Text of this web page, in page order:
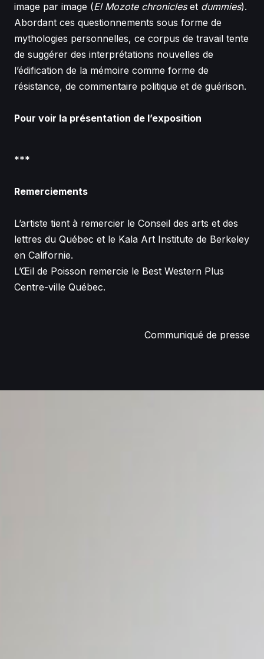
image par image (El Mozote chronicleset dummies).
Abordant ces questionnements sous forme de
mythologies personnelles, ce corpus de travail tente
de suggérer des interprétations nouvelles de
l’édification de la mémoire comme forme de
résistance, de commentaire politique et de guérison.
Pour voir la présentation de l’exposition
***
Remerciements
L’artiste tient à remercier le Conseil des arts et des
lettres du Québec et le Kala Art Institute de Berkeley
en Californie.
L’Œil de Poisson remercie le Best Western Plus
Centre-ville Québec.
Communiqué de presse